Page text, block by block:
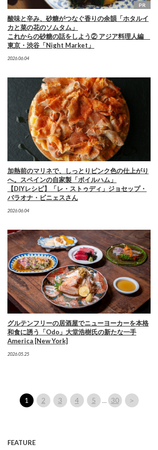
PR
酸味と辛み、砂糖がつなぐ香りの余韻「ホタルイ
カと菜の花のソムタム」
これからの砂糖の話をしよう② アジア料理人編
東京・渋谷「Night Market」
2026.06.04
加熱前のマリネで、しっとりピンク色の仕上がり
へ。スペインの自家製「ボイルハム」
【DIYレシピ】「レ・ストゥディ」ジョセップ・
バラオナ・ビニェスさん
2026.06.04
グルテンフリーの居酒屋でニューヨーカーを本格
和食に誘う「Odo」大堂浩樹氏の新たな一手
America [New York]
2026.05.25
1 2 3 4 5 … 30 ＞
FEATURE